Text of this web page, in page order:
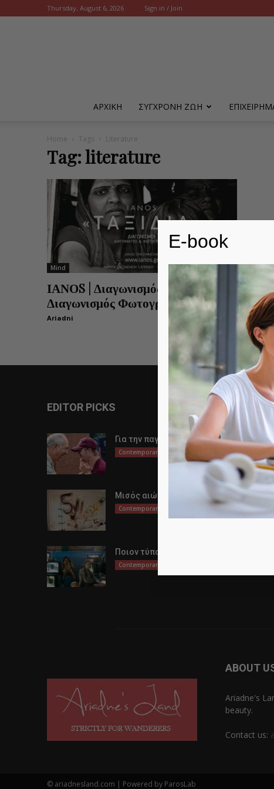
Thursday, August 6, 2026 Sign in / Join
ΑΡΧΙΚΗ ΣΥΓΧΡΟΝΗ ΖΩΗ
Home Tags Literature
Tag: literature
Mind
ΙΑΝΟS | Διαγωνισμός Διηγήματος &
Διαγωνισμός Φωτογραφίας 2021
Ariadni 0
EDITOR PICKS
Για την παγκόσμια μέρα αυτισμού
Contemporary Life
Μισός αιώνας ζωής
Contemporary Life
Ποιον τύπο Λυκείου να επιλέξω;
Contemporary Life
ABOUT
Ariadne's
beauty.
Contact us:
© ariadnesland.com | Powered by ParosLab
E-book